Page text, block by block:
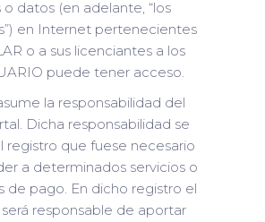
datos (en adelante, “los
en Internet pertenecientes
o a sus licenciantes a los
puede tener acceso.
la responsabilidad del
Dicha responsabilidad se
registro que fuese necesario
a determinados servicios o
de pago. En dicho registro el
responsable de aportar